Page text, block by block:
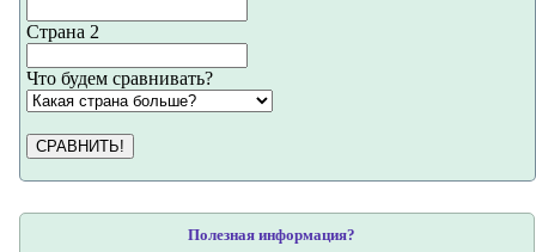
Страна 2
Что будем сравнивать?
СРАВНИТЬ!
Полезная информация?